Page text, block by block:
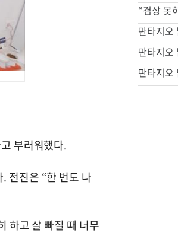
부러워했다.
전진은 “한 번도 나
하고 살 빠질 때 너무